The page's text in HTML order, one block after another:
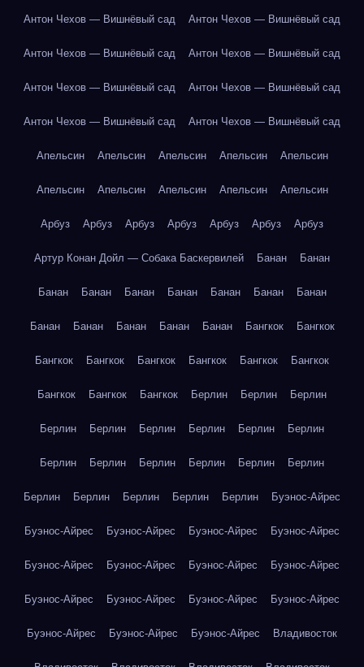
Антон Чехов — Вишнёвый сад Антон Чехов — Вишнёвый сад
Антон Чехов — Вишнёвый сад Антон Чехов — Вишнёвый сад
Антон Чехов — Вишнёвый сад Антон Чехов — Вишнёвый сад
Антон Чехов — Вишнёвый сад Антон Чехов — Вишнёвый сад
Апельсин Апельсин Апельсин Апельсин Апельсин
Апельсин Апельсин Апельсин Апельсин Апельсин
Арбуз Арбуз Арбуз Арбуз Арбуз Арбуз Арбуз
Артур Конан Дойл — Собака Баскервилей Банан Банан
Банан Банан Банан Банан Банан Банан Банан
Банан Банан Банан Банан Банан Бангкок Бангкок
Бангкок Бангкок Бангкок Бангкок Бангкок Бангкок
Бангкок Бангкок Бангкок Берлин Берлин Берлин
Берлин Берлин Берлин Берлин Берлин Берлин
Берлин Берлин Берлин Берлин Берлин Берлин
Берлин Берлин Берлин Берлин Берлин Буэнос-Айрес
Буэнос-Айрес Буэнос-Айрес Буэнос-Айрес Буэнос-Айрес
Буэнос-Айрес Буэнос-Айрес Буэнос-Айрес Буэнос-Айрес
Буэнос-Айрес Буэнос-Айрес Буэнос-Айрес Буэнос-Айрес
Буэнос-Айрес Буэнос-Айрес Буэнос-Айрес Владивосток